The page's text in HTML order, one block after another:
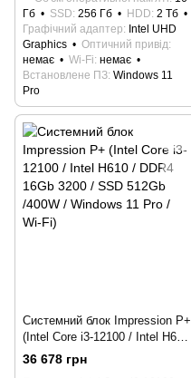
Гб
SSD 256 Гб HDD 2 Тб
Графічний адаптер Intel UHD
Graphics
Оптичний привід
немає
Wi-Fi немає
Встановлене ПЗ Windows 11
Pro
Системний блок Impression P+
(Intel Core i3-12100 / Intel H610
/ DDR4 16Gb 3200 / SSD
512Gb /400W / Windows 11 Pro
36 678 грн